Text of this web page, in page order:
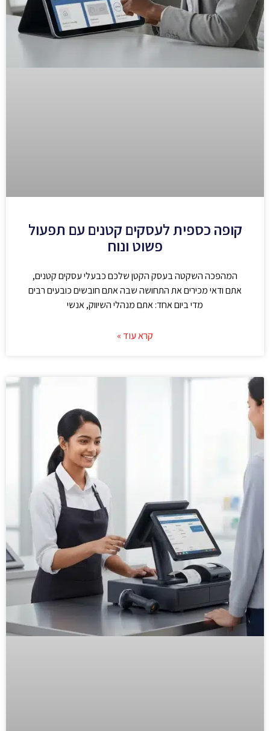
קופה כספית לעסקים קטנים עם תפעול
פשוט ונוח
המהפכה השקטה בעסק הקטן שלכם כבעלי עסקים קטנים,
אתם ודאי מכירים את התחושה שבה אתם חובשים כובעים רבים
מדי ביום אחד: אתם מנהלי השיווק, אנשי
קרא עוד »